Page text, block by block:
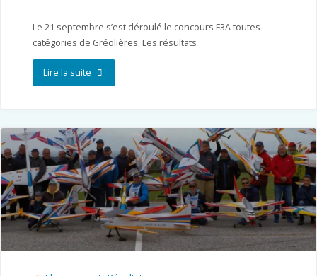
Le 21 septembre s’est déroulé le concours F3A toutes
catégories de Gréolières. Les résultats
Lire la suite"ANCA